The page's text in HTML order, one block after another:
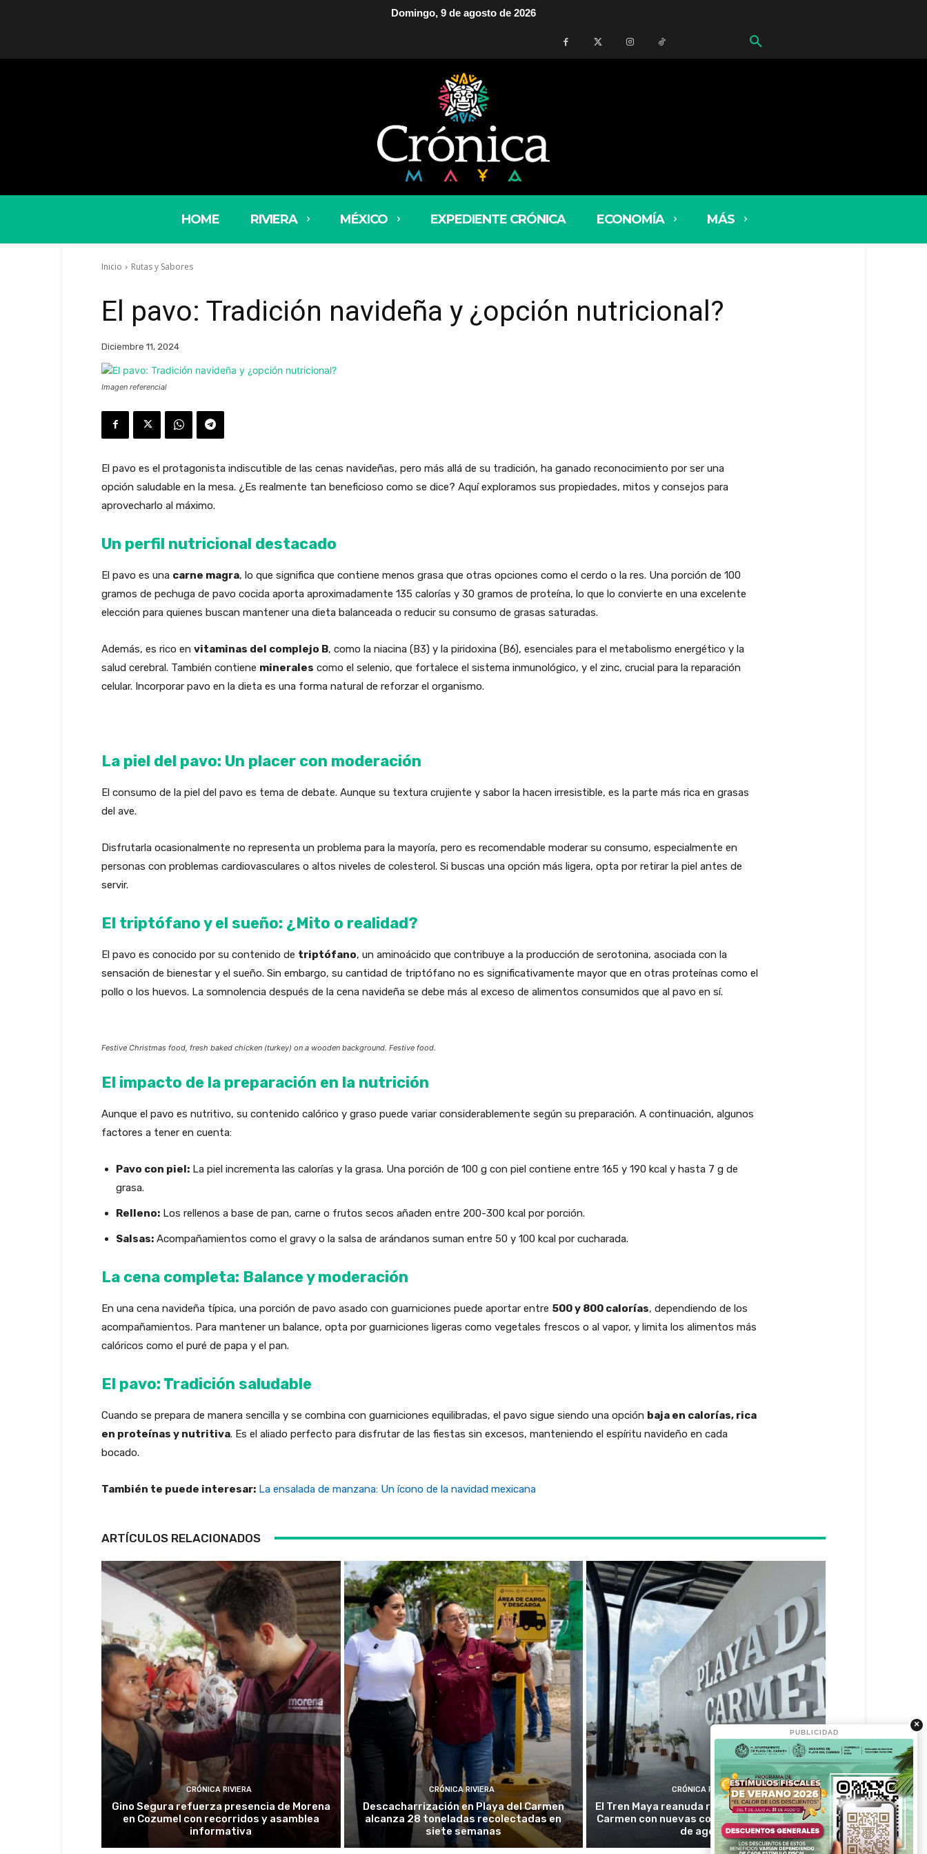
Domingo, 9 de agosto de 2026
HOME RIVIERA MÉXICO EXPEDIENTE CRÓNICA ECONOMÍA MÁS
Inicio Rutas y Sabores
El pavo: Tradición navideña y ¿opción nutricional?
Diciembre 11, 2024
Imagen referencial
El pavo es el protagonista indiscutible de las cenas navideñas, pero más allá de su tradición, ha ganado reconocimiento por ser una
opción saludable en la mesa. ¿Es realmente tan beneficioso como se dice? Aquí exploramos sus propiedades, mitos y consejos para
aprovecharlo al máximo.
Un perfil nutricional destacado
El pavo es una carne magra, lo que significa que contiene menos grasa que otras opciones como el cerdo o la res. Una porción de 100
gramos de pechuga de pavo cocida aporta aproximadamente 135 calorías y 30 gramos de proteína, lo que lo convierte en una excelente
elección para quienes buscan mantener una dieta balanceada o reducir su consumo de grasas saturadas.
Además, es rico en vitaminas del complejo B, como la niacina (B3) y la piridoxina (B6), esenciales para el metabolismo energético y la
salud cerebral. También contiene minerales como el selenio, que fortalece el sistema inmunológico, y el zinc, crucial para la reparación
celular. Incorporar pavo en la dieta es una forma natural de reforzar el organismo.
La piel del pavo: Un placer con moderación
El consumo de la piel del pavo es tema de debate. Aunque su textura crujiente y sabor la hacen irresistible, es la parte más rica en grasas
del ave.
Disfrutarla ocasionalmente no representa un problema para la mayoría, pero es recomendable moderar su consumo, especialmente en
personas con problemas cardiovasculares o altos niveles de colesterol. Si buscas una opción más ligera, opta por retirar la piel antes de
servir.
El triptófano y el sueño: ¿Mito o realidad?
El pavo es conocido por su contenido de triptófano, un aminoácido que contribuye a la producción de serotonina, asociada con la
sensación de bienestar y el sueño. Sin embargo, su cantidad de triptófano no es significativamente mayor que en otras proteínas como el
pollo o los huevos. La somnolencia después de la cena navideña se debe más al exceso de alimentos consumidos que al pavo en sí.
Festive Christmas food, fresh baked chicken (turkey) on a wooden background. Festive food.
El impacto de la preparación en la nutrición
Aunque el pavo es nutritivo, su contenido calórico y graso puede variar considerablemente según su preparación. A continuación, algunos
factores a tener en cuenta:
Pavo con piel: La piel incrementa las calorías y la grasa. Una porción de 100 g con piel contiene entre 165 y 190 kcal y hasta 7 g de
grasa.
Relleno: Los rellenos a base de pan, carne o frutos secos añaden entre 200-300 kcal por porción.
Salsas: Acompañamientos como el gravy o la salsa de arándanos suman entre 50 y 100 kcal por cucharada.
La cena completa: Balance y moderación
En una cena navideña típica, una porción de pavo asado con guarniciones puede aportar entre 500 y 800 calorías, dependiendo de los
acompañamientos. Para mantener un balance, opta por guarniciones ligeras como vegetales frescos o al vapor, y limita los alimentos más
calóricos como el puré de papa y el pan.
El pavo: Tradición saludable
Cuando se prepara de manera sencilla y se combina con guarniciones equilibradas, el pavo sigue siendo una opción baja en calorías, rica
en proteínas y nutritiva. Es el aliado perfecto para disfrutar de las fiestas sin excesos, manteniendo el espíritu navideño en cada
bocado.
También te puede interesar: La ensalada de manzana: Un ícono de la navidad mexicana
ARTÍCULOS RELACIONADOS
CRÓNICA RIVIERA
Gino Segura refuerza presencia de Morena
en Cozumel con recorridos y asamblea
informativa
CRÓNICA RIVIERA
Descacharrización en Playa del Carmen
alcanza 28 toneladas recolectadas en
siete semanas
CRÓNICA RIVIERA
El Tren Maya reanuda ruta Cancún Playa del
Carmen con nuevas conexiones desde el 15
de agosto
×
PUBLICIDAD